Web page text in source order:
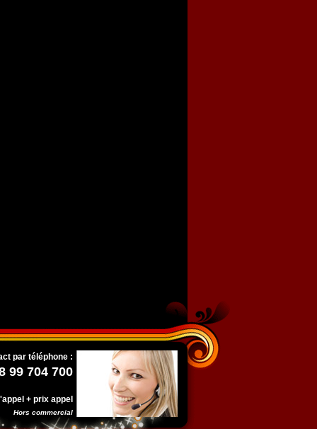
par téléphone :
99 704 700
+ prix appel
Hors commercial